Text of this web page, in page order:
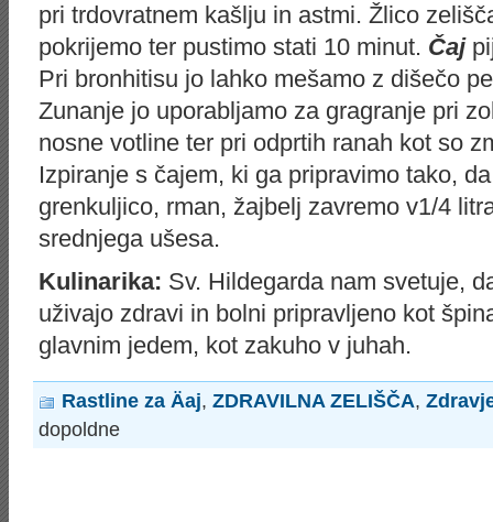
pri trdovratnem kašlju in astmi. Žlico
pokrijemo ter pustimo stati 10 minut. Čaj
Pri bronhitisu jo lahko mešamo z dišečo
Zunanje jo uporabljamo za gragranje pri
nosne votline ter pri odprtih ranah kot so
Izpiranje s čajem, ki ga pripravimo tako,
grenkuljico, rman, žajbelj zavremo v1/4
srednjega ušesa.
Kulinarika: Sv. Hildegardanam svetuje,
uživajo zdravi in bolni pripravljeno kot
glavnim jedem, kot zakuho v juhah.
Rastline za Äaj, ZDRAVILNA ZELIŠČA,
dopoldne